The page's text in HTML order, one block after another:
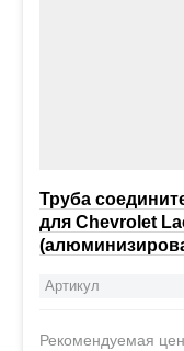
Труба
для Chevrolet
Артикул
Рекомендуемая